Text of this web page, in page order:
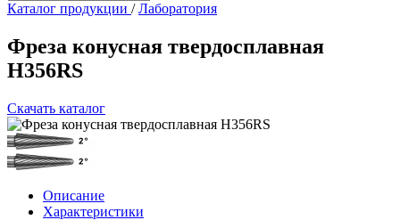
Каталог продукции /Лаборатория
Фреза конусная твердосплавная
H356RS
Скачать каталог
Описание
Характеристики